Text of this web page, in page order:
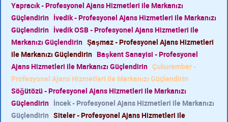
Yapracık - Profesyonel Ajans Hizmetleri ile Markanızı
Güçlendirin İvedik - Profesyonel Ajans Hizmetleri ile Markanızı
Güçlendirin İvedik OSB - Profesyonel Ajans Hizmetleri ile
Markanızı Güçlendirin Şaşmaz - Profesyonel Ajans Hizmetleri
ile Markanızı Güçlendirin Başkent Sanayisi - Profesyonel
Ajans Hizmetleri ile Markanızı Güçlendirin Çukurambar -
Profesyonel Ajans Hizmetleri ile Markanızı Güçlendirin
Söğütözü - Profesyonel Ajans Hizmetleri ile Markanızı
Güçlendirin İncek - Profesyonel Ajans Hizmetleri ile Markanızı
Güçlendirin Siteler - Profesyonel Ajans Hizmetleri ile